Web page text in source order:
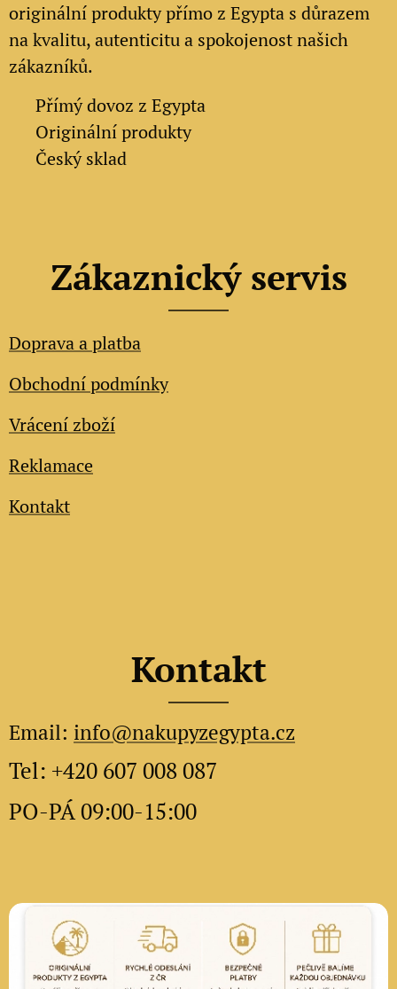
originální produkty přímo z Egypta s důrazem
na kvalitu, autenticitu a spokojenost našich
zákazníků.
Přímý dovoz z Egypta
Originální produkty
✔ Český sklad
Zákaznický servis
Doprava a platba
Obchodní podmínky
Vrácení zboží
Reklamace
Kontakt
Kontakt
Email: info@nakupyzegypta.cz
Tel: +420 607 008 087
PO-PÁ 09:00-15:00